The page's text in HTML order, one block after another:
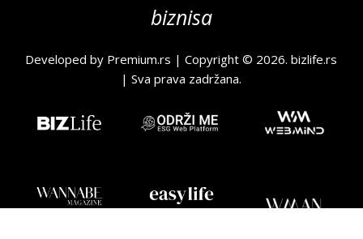
biznisa
Developed by Premium.rs | Copyright © 2026.bizlife.rs
| Sva prava zadržana.